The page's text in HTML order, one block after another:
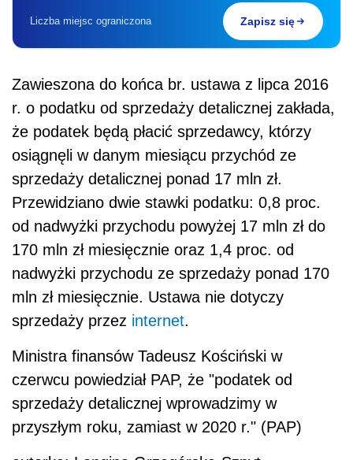
Liczba miejsc ograniczona Zapisz się
Zawieszona do końca br. ustawa z lipca 2016
r. o podatku od sprzedaży detalicznej zakłada,
że podatek będą płacić sprzedawcy, którzy
osiągnęli w danym miesiącu przychód ze
sprzedaży detalicznej ponad 17 mln zł.
Przewidziano dwie stawki podatku: 0,8 proc.
od nadwyżki przychodu powyżej 17 mln zł do
170 mln zł miesięcznie oraz 1,4 proc. od
nadwyżki przychodu ze sprzedaży ponad 170
mln zł miesięcznie. Ustawa nie dotyczy
sprzedaży przez internet.
Ministra finansów Tadeusz Kościński w
czerwcu powiedział PAP, że "podatek od
sprzedaży detalicznej wprowadzimy w
przyszłym roku, zamiast w 2020 r." (PAP)